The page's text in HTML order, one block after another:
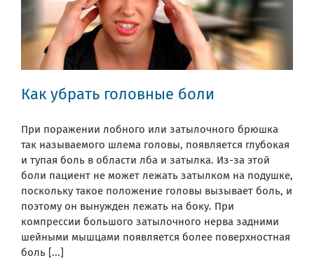
Как убрать головные боли
При поражении лобного или затылочного брюшка
так называемого шлема головы, появляется глубокая
и тупая боль в области лба и затылка. Из-за этой
боли пациент не может лежать затылком на подушке,
поскольку такое положение головы вызывает боль, и
поэтому он вынужден лежать на боку. При
компрессии большого затылочного нерва задними
шейными мышцами появляется более поверхностная
боль [...]